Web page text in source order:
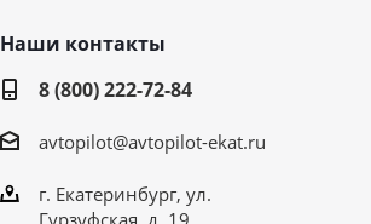
Наши контакты
8 (800) 222-72-84
avtopilot@avtopilot-ekat.ru
г. Екатеринбург, ул.
Гурзуфская, д. 19